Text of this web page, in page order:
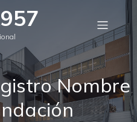
Nombre